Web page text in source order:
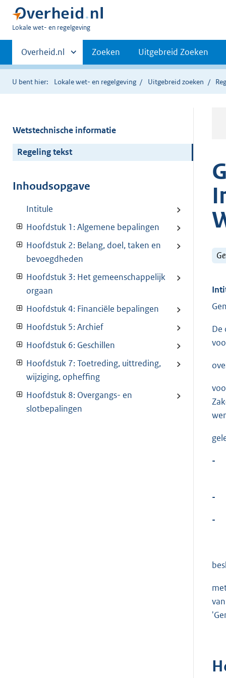
U
hier:
Lokale wet- en regelgeving
Primaire
navigatie
Andere
sites
binnen
Overheid.nl Zoeken Uitgebreid Zoeken
U bent hier: Lokale wet- en regelgeving Uitgebreid zoeken
Wetstechnische informatie
Regeling tekst
Inhoudsopgave
Intitule
Hoofdstuk 1: Algemene bepalingen
Hoofdstuk 2: Belang, doel, taken en
bevoegdheden
Hoofdstuk 3: Het gemeenschappelijk
orgaan
Hoofdstuk 4: Financiële bepalingen
Hoofdstuk 5: Archief
Hoofdstuk 6: Geschillen
Hoofdstuk 7: Toetreding, uittreding,
wijziging, opheffing
Hoofdstuk 8: Overgangs- en
slotbepalingen
De
-
-
-